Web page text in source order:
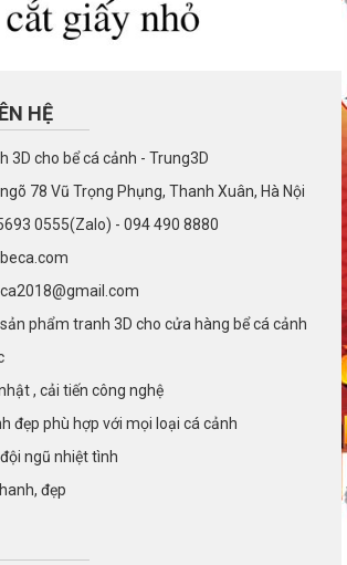
HỆ
3D cho bể cá cảnh - Trung3D
78 Vũ Trọng Phụng, Thanh Xuân, Hà Nội
0555(Zalo) - 094 490 8880
phẩm tranh 3D cho cửa hàng bể cá cảnh
, cải tiến công nghệ
đẹp phù hợp với mọi loại cá cảnh
ngũ nhiệt tình
đẹp